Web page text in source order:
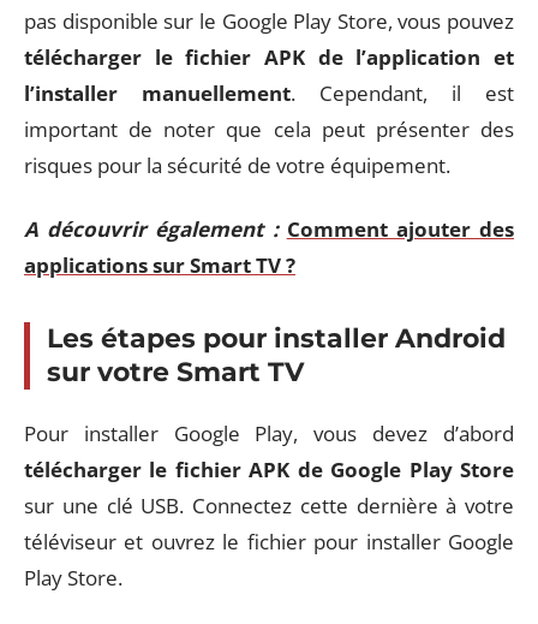
pas disponible sur le Google Play Store, vous pouvez
télécharger le fichier APK de l’application et
l’installer manuellement. Cependant, il est
important de noter que cela peut présenter des
risques pour la sécurité de votre équipement.
A découvrir également : Comment ajouter des
applications sur Smart TV ?
Les étapes pour installer Android
sur votre Smart TV
Pour installer Google Play, vous devez d’abord
télécharger le fichier APK de Google Play Store
sur une clé USB. Connectez cette dernière à votre
téléviseur et ouvrez le fichier pour installer Google
Play Store.